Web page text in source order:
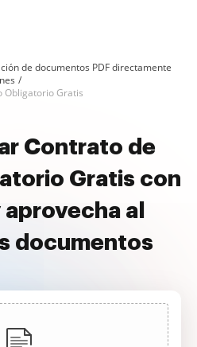
de documentos PDF directamente
Obligatorio Gratis
Contrato de
Gratis con
aprovecha al
documentos